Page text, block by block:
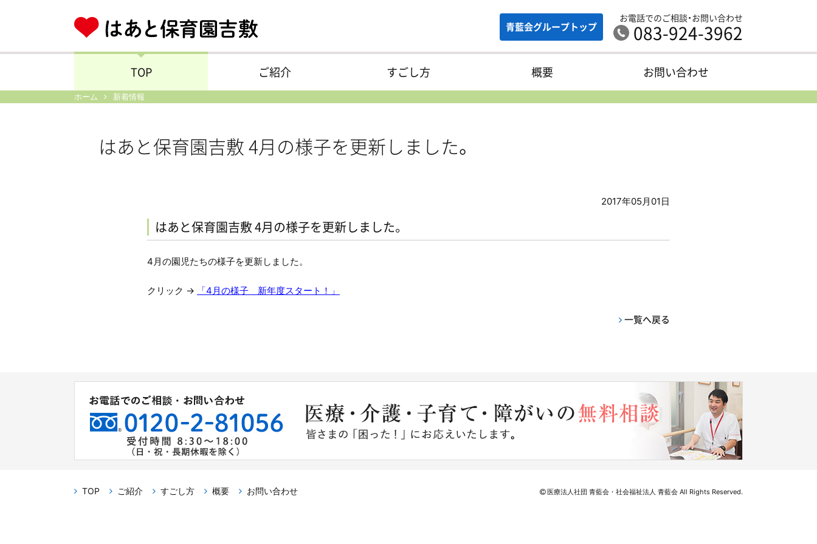
青藍会グループトップ
お電話でのご相談・お問い合わせ
083-924-3962
TOP ご紹介 すごし方 概要 お問い合わせ
ホーム 新着情報
はあと保育園吉敷 4月の様子を更新しました。
2017年05月01日
はあと保育園吉敷 4月の様子を更新しました。
4月の園児たちの様子を更新しました。
クリック → 「4月の様子 新年度スタート！」
一覧へ戻る
TOP ご紹介 すごし方 概要 お問い合わせ 医療法人社団 青藍会・社会福祉法人 青藍会 All Rights Reserved.